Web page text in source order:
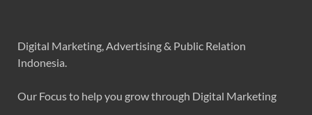
LATEST POSTS